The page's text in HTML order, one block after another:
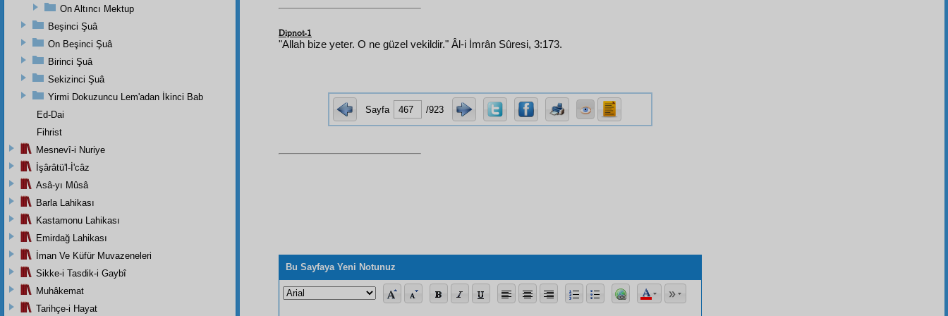
Dipnot-1
"Allah bize yeter. O ne güzel vekildir." Âl-i İmrân Sûresi, 3:173.
Sayfa /923
Bu Sayfaya Yeni Notunuz
On Altıncı Mektup
Beşinci Şuâ
On Beşinci Şuâ
Birinci Şuâ
Sekizinci Şuâ
Yirmi Dokuzuncu Lem'adan İkinci Bab
Ed-Dai
Fihrist
Mesnevî-i Nuriye
İşârâtü'l-İ'câz
Asâ-yı Mûsâ
Barla Lahikası
Kastamonu Lahikası
Emirdağ Lahikası
İman Ve Küfür Muvazeneleri
Sikke-i Tasdik-i Gaybî
Muhâkemat
Tarihçe-i Hayat